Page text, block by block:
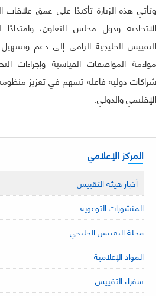
وتأتي هذه الزيارة تأكيدًا على عمق علاقات
الاتحادية ودول مجلس التعاون، وامتدادًا
التقييس الخليجية الرامي إلى دعم
مواءمة المواصفات القياسية وإجراءات
شراكات دولية فاعلة تسهم في تعزيز
الإقليمي والدولي.
المركز الإعلامي
أخبار هيئة التقييس
المنشورات التوعوية
مجلة التقييس الخليجي
المواد الإعلامية
سفراء التقييس